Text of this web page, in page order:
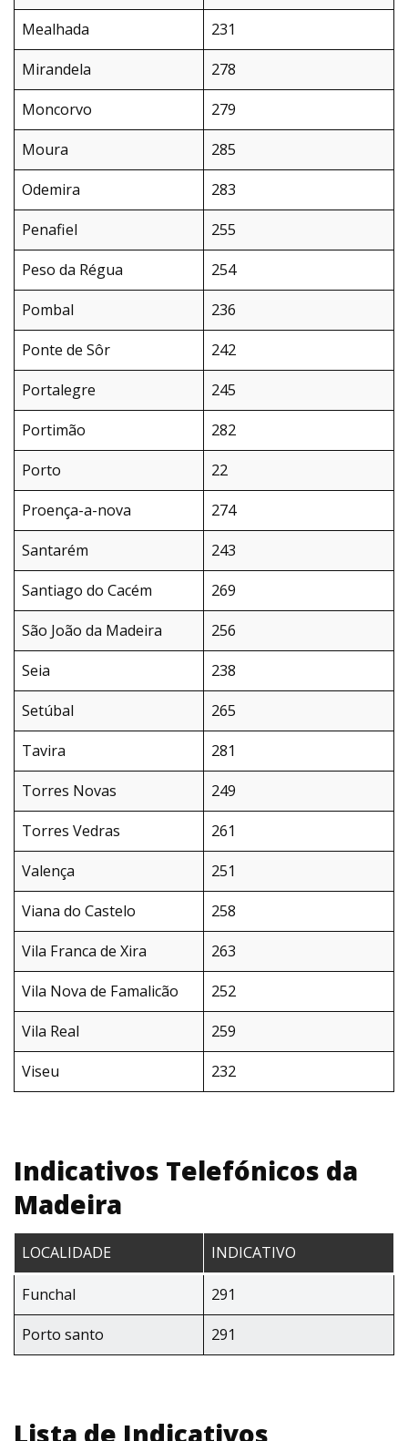
Mealhada
231
Mirandela
278
Moncorvo
279
Moura
285
Odemira
283
Penafiel
255
Peso da Régua
254
Pombal
236
Ponte de Sôr
242
Portalegre
245
Portimão
282
Porto
22
Proença-a-nova
274
Santarém
243
Santiago do Cacém
269
São João da Madeira
256
Seia
238
Setúbal
265
Tavira
281
Torres Novas
249
Torres Vedras
261
Valença
251
Viana do Castelo
258
Vila Franca de Xira
263
Vila Nova de Famalicão
252
Vila Real
259
Viseu
232
Indicativos Telefónicos da
Madeira
LOCALIDADE INDICATIVO
Funchal
291
Porto santo
291
Lista de Indicativos